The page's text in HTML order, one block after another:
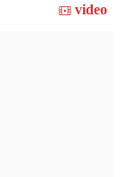
video